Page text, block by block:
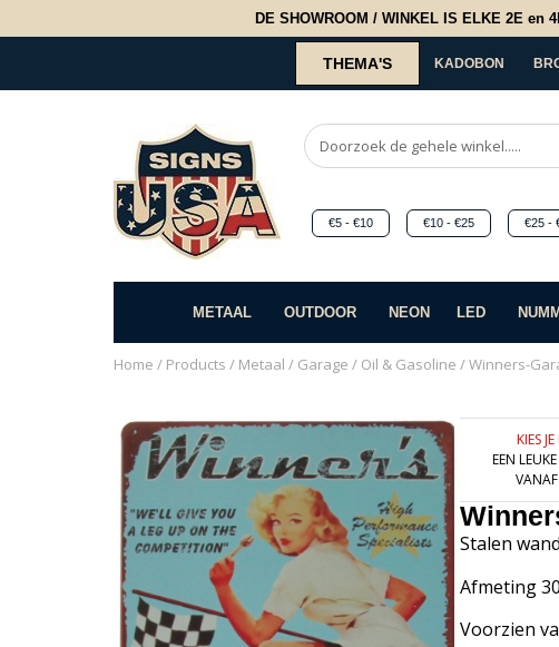
DE SHOWROOM / WINKEL IS ELKE 2E en
THEMA'S KADOBON
€5 - €10 €10 - €25 €25 -
METAAL OUTDOOR NEON LED
Home / Products / Metaal / Garage / Oil & Gasoline / Winners-
KIES
EEN
Stalen
Afmeting
Voorzien